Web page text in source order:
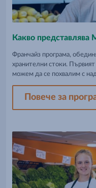
Какво
Франчайз програма,
хранителни стоки.
можем да се похвалим с
Повече за